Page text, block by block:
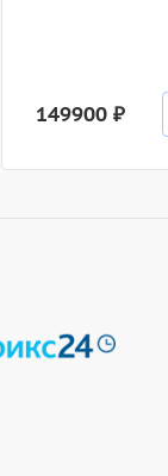
149900 ₽